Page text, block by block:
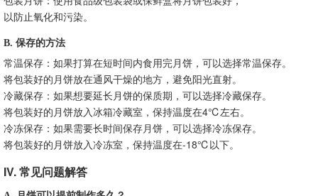
以防止氧化和污染。
B. 保存的方法
常温保存：如果打算在短时间内食用完月饼，可以选择常温保存。
将包装好的月饼放在通风干燥的地方，避免阳光直射。
冷藏保存：如果想要延长月饼的保质期，可以选择冷藏保存。
将包装好的月饼放入冰箱冷藏室，保持温度在4℃左右。
冷冻保存：如果需要长时间保存月饼，可以选择冷冻保存。
将包装好的月饼放入冷冻室，保持温度在-18℃以下。
IV. 常见问题解答